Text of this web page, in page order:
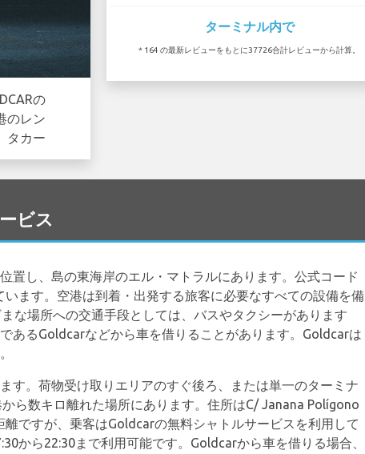
ターミナル内で
* 164 の最新レビューをもとに37726合計レビューから計算。
ビス
置し、島の東海岸のエル・マトラルにあります。公式コード
ます。空港は到着・出発する旅客に必要なすべての設備を備
な場所への交通手段としては、バスやタクシーがあります
あるGoldcarなどから車を借りることがあります。Goldcarは
す。荷物受け取りエリアのすぐ後ろ、または単一のターミナ
ら数キロ離れた場所にあります。住所はC/ Janana Polígono
ですが、乗客はGoldcarの無料シャトルサービスを利用して
から22:30まで利用可能です。Goldcarから車を借りる場合、